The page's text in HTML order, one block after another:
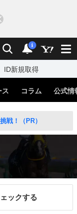
検索 通知
i
ID新規取得
ス コラム 公式情
戦！（PR）
ックする